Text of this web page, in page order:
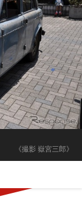
《撮影 嶽宮三郎》